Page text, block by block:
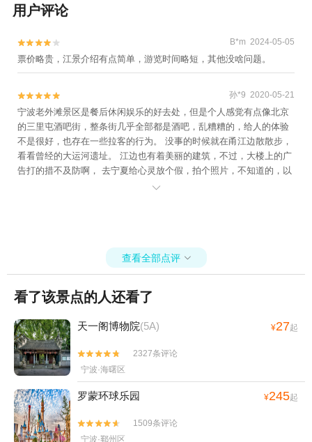
流+天宫城堡+绿野欢乐谷+宁波海洋世界+宁
龙潭森林公园+象山民俗文化村+人间弥勒(雪
窦寺)+四明湖+老外滩+五磊寺+宁波三江口
流+石浦捕鱼+宁波万竹漂流+东钱湖水上乐
园+四明山地质公园景区+浙东小九寨+宁波
3D艺术节+宁波文化广场冰雪文化节+宁波天
意游泳培训+宁波3D蜡像展+杭州湾海皮岛水
世界+四明湖开元山庄+梅山湾沙滩公园+宁
波富邦体育场+罗蒙环球乐园+宁波大剧院
物园+杭州湾萤火虫城堡+宁波文昌阁+溪口
小洋房+妙高台+雪窦山招待所+溪口老街+
游度假区+宁波观澜休闲农庄+象山月泉湾温
泉馆+宁波麦卡公园+茅洋玻璃栈道+达人村
+象山影视庄园+杭州湾海底温泉+宁波分手
照相馆+梅山湾冰雪大世界+梅山湾冰雪大世
界+滕头德宝乐园+滕头生态旅游区+象山龙
屿乡村乐园+宁波半山伴水渡假村+象山上周
玻璃桥+【宁波】话剧《杏仁豆腐心》+梅山
湾沙滩公园+宁波那须温泉+东钱湖游船+宁
波红星冰雪世界+宁波方特东方欲晓+宁波万
用户评论

 B*m 2024-05-05
票价略贵，江景介绍有点简单，游览时间略短，其他没啥问题。

 孙*9 2020-05-21
宁波老外滩景区是餐后休闲娱乐的好去处，但是个人感觉有点像北京
的三里屯酒吧街，整条街几乎全部都是酒吧，乱糟糟的，给人的体验
不是很好，也存在一些拉客的行为。 没事的时候就在甬江边散散步，
看看曾经的大运河遗址。 江边也有着美丽的建筑，不过，大楼上的广
告打的措不及防啊， 去宁夏给心灵放个假，拍个照片，不知道的，以

查看全部点评 
看了该景点的人还看了
天一阁博物院(5A) ¥27起


2327条评论
宁波·海曙区
罗蒙环球乐园 ¥245起


1509条评论
宁波·鄞州区